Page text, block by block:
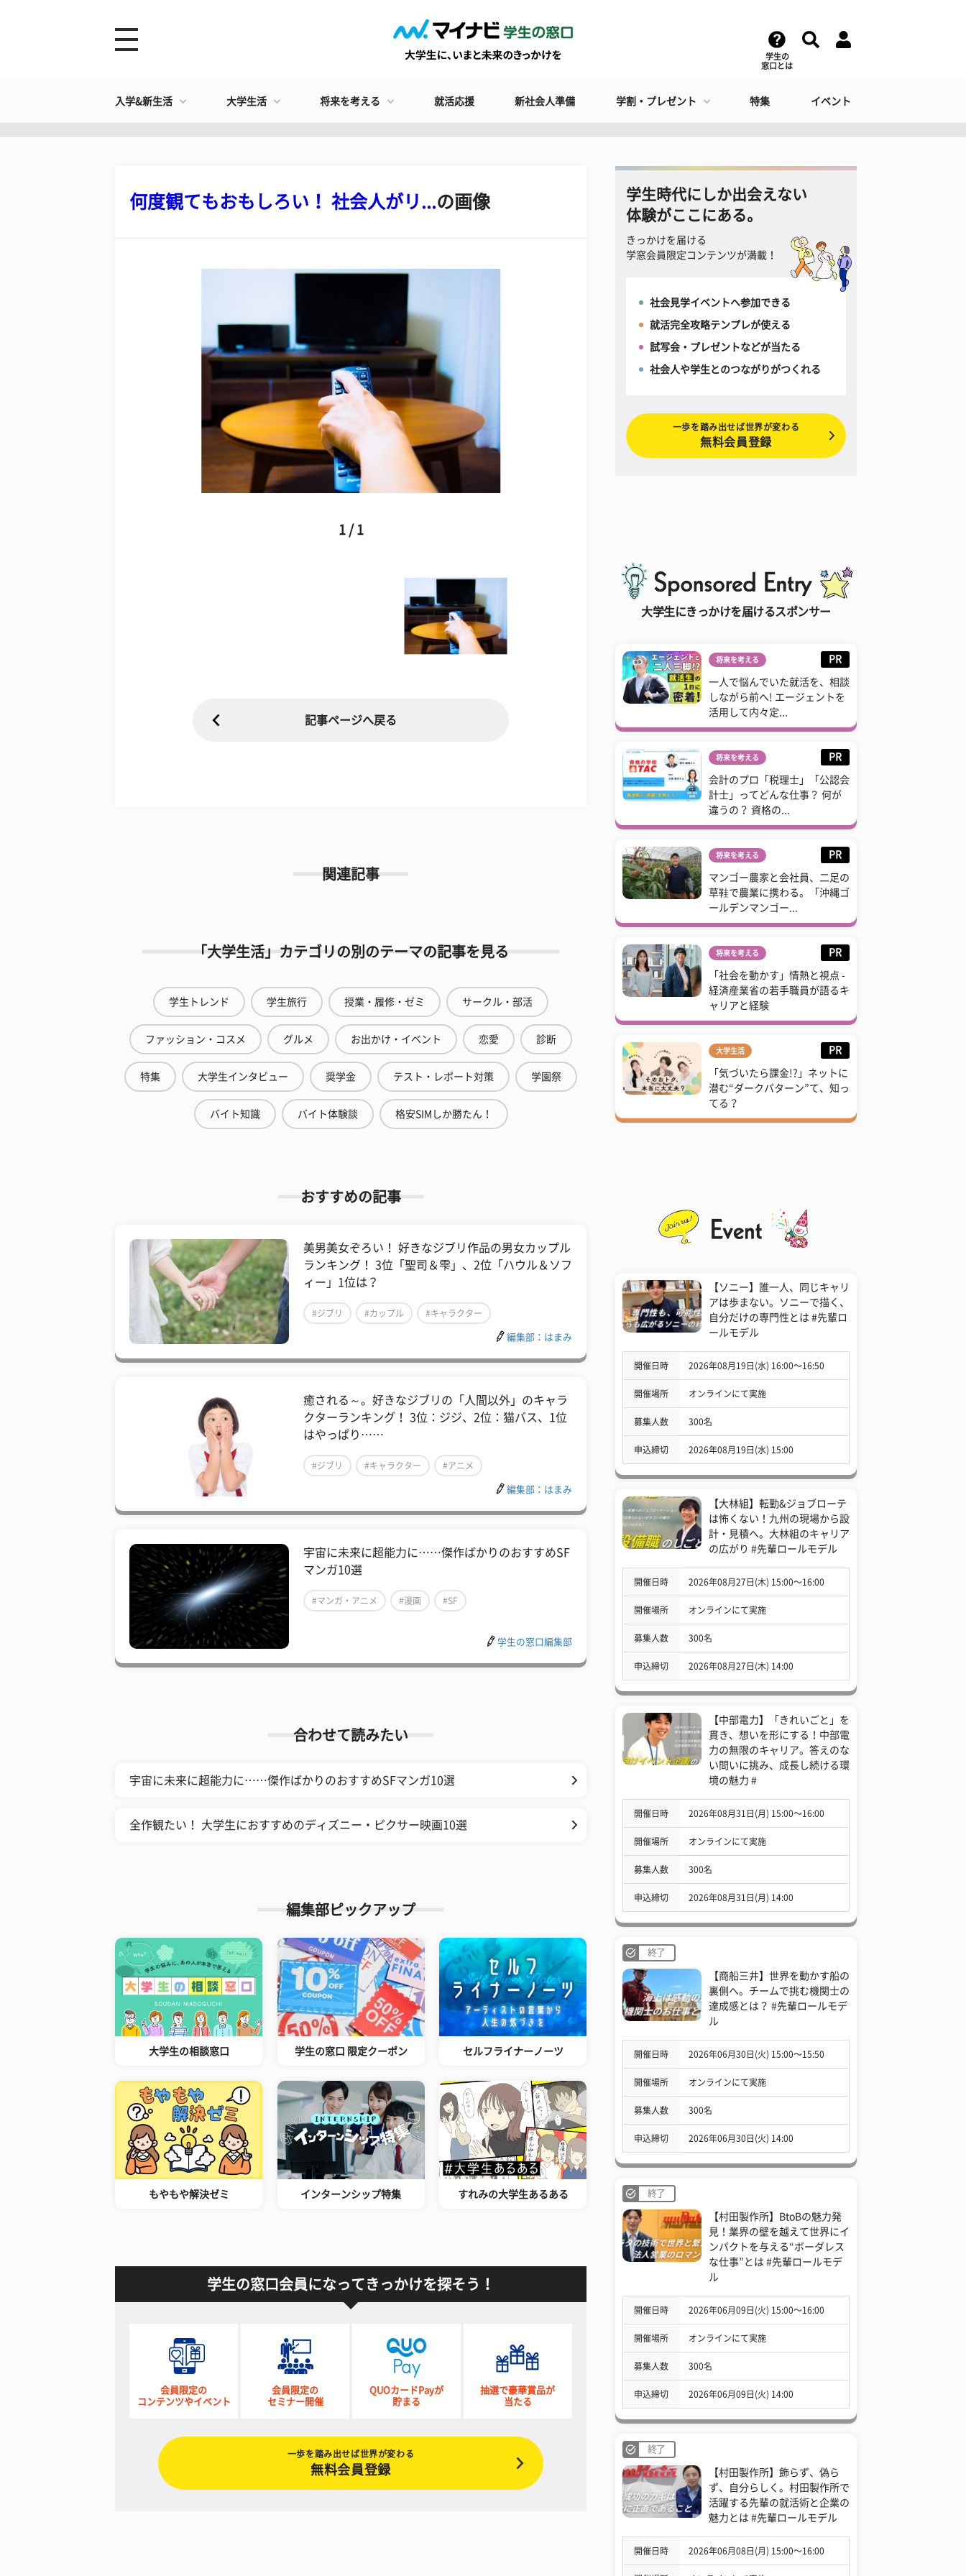
学生の
窓口とは
入学&新生活 大学生活 将来を考える 就活応援 新社会人準備 学割・プレゼント 特集 イベント
何度観てもおもしろい！ 社会人がリ...の画像
1 / 1
記事ページへ戻る
関連記事
「大学生活」カテゴリの別のテーマの記事を見る
学生トレンド 学生旅行 授業・履修・ゼミ サークル・部活
ファッション・コスメ グルメ お出かけ・イベント 恋愛 診断
特集 大学生インタビュー 奨学金 テスト・レポート対策 学園祭
バイト知識 バイト体験談 格安SIMしか勝たん！
おすすめの記事
美男美女ぞろい！ 好きなジブリ作品の男女カップル
ランキング！ 3位「聖司＆雫」、2位「ハウル＆ソフ
ィー」1位は？
#ジブリ #カップル #キャラクター
編集部：はまみ
癒される～。好きなジブリの「人間以外」のキャラ
クターランキング！ 3位：ジジ、2位：猫バス、1位
はやっぱり……
#ジブリ #キャラクター #アニメ
編集部：はまみ
宇宙に未来に超能力に……傑作ばかりのおすすめSF
マンガ10選
#マンガ・アニメ #漫画 #SF
学生の窓口編集部
合わせて読みたい
宇宙に未来に超能力に……傑作ばかりのおすすめSFマンガ10選
全作観たい！ 大学生におすすめのディズニー・ピクサー映画10選
編集部ピックアップ
大学生の相談窓口 学生の窓口 限定クーポン セルフライナーノーツ
もやもや解決ゼミ インターンシップ特集 すれみの大学生あるある
学生の窓口会員になってきっかけを探そう！
会員限定の
コンテンツやイベント
会員限定の
セミナー開催
QUOカードPayが
貯まる
抽選で豪華賞品が
当たる
一歩を踏み出せば世界が変わる
無料会員登録
学生時代にしか出会えない
体験がここにある。
きっかけを届ける
学窓会員限定コンテンツが満載！
社会見学イベントへ参加できる
就活完全攻略テンプレが使える
試写会・プレゼントなどが当たる
社会人や学生とのつながりがつくれる
一歩を踏み出せば世界が変わる
無料会員登録
大学生にきっかけを届けるスポンサー
将来を考える PR
一人で悩んでいた就活を、相談
しながら前へ! エージェントを
活用して内々定...
将来を考える PR
会計のプロ「税理士」「公認会
計士」ってどんな仕事？ 何が
違うの？ 資格の...
将来を考える PR
マンゴー農家と会社員、二足の
草鞋で農業に携わる。「沖縄ゴ
ールデンマンゴー...
将来を考える PR
「社会を動かす」情熱と視点 -
経済産業省の若手職員が語るキ
ャリアと経験
大学生活 PR
「気づいたら課金!?」ネットに
潜む“ダークパターン”て、知っ
てる？
【ソニー】誰一人、同じキャリ
アは歩まない。ソニーで描く、
自分だけの専門性とは #先輩ロ
ールモデル
開催日時 2026年08月19日(水) 16:00〜16:50
開催場所 オンラインにて実施
募集人数 300名
申込締切 2026年08月19日(水) 15:00
【大林組】転勤&ジョブローテ
は怖くない！九州の現場から設
計・見積へ。大林組のキャリア
の広がり #先輩ロールモデル
開催日時 2026年08月27日(木) 15:00〜16:00
開催場所 オンラインにて実施
募集人数 300名
申込締切 2026年08月27日(木) 14:00
【中部電力】「きれいごと」を
貫き、想いを形にする！中部電
力の無限のキャリア。答えのな
い問いに挑み、成長し続ける環
境の魅力 #
開催日時 2026年08月31日(月) 15:00〜16:00
開催場所 オンラインにて実施
募集人数 300名
申込締切 2026年08月31日(月) 14:00
終了
【商船三井】世界を動かす船の
裏側へ。チームで挑む機関士の
達成感とは？ #先輩ロールモデ
ル
開催日時 2026年06月30日(火) 15:00〜15:50
開催場所 オンラインにて実施
募集人数 300名
申込締切 2026年06月30日(火) 14:00
終了
【村田製作所】BtoBの魅力発
見！業界の壁を越えて世界にイ
ンパクトを与える“ボーダレス
な仕事”とは #先輩ロールモデ
ル
開催日時 2026年06月09日(火) 15:00〜16:00
開催場所 オンラインにて実施
募集人数 300名
申込締切 2026年06月09日(火) 14:00
終了
【村田製作所】飾らず、偽ら
ず、自分らしく。村田製作所で
活躍する先輩の就活術と企業の
魅力とは #先輩ロールモデル
開催日時 2026年06月08日(月) 15:00〜16:00